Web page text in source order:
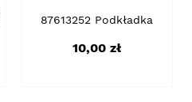
87613252 Podkładka
Cena
10,00 zł